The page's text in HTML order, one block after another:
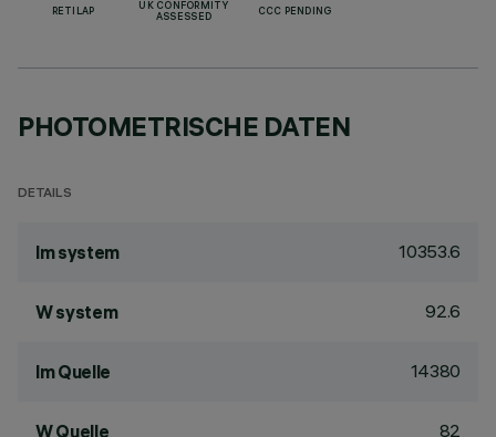
RETILAP
UK CONFORMITY
ASSESSED
CCC PENDING
PHOTOMETRISCHE DATEN
DETAILS
lm system 10353.6
W system 92.6
lm Quelle 14380
W Quelle 82